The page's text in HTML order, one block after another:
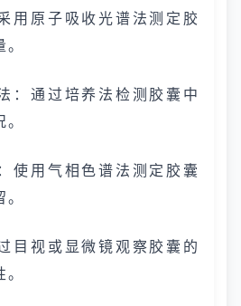
用原子吸收光谱法测定胶
：通过培养法检测胶囊中
使用气相色谱法测定胶囊
目视或显微镜观察胶囊的